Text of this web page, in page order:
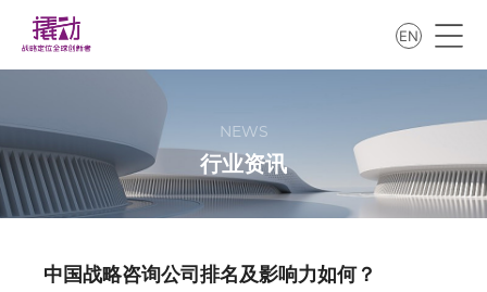
EN
NEWS
行业资讯
中国战略咨询公司排名及影响力如何？